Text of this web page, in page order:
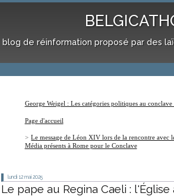
blog de réinformation proposé par des
George Weigel : Les catégories politiques au conclave
Page d'accueil
Le message de Léon XIV lors de la rencontre avec
Média présents à Rome pour le Conclave
lundi 12 mai 2025
Le pape au Regina Caeli :